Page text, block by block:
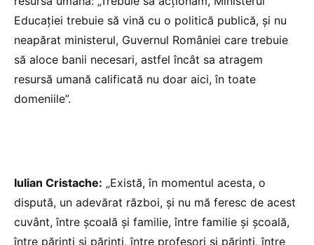
Educației trebuie să vină cu o politică publică, și nu
neapărat ministerul, Guvernul României care trebuie
să aloce banii necesari, astfel încât sa atragem
resursă umană calificată nu doar aici, în toate
domeniile”.
Iulian Cristache: „Există, în momentul acesta, o
dispută, un adevărat război, și nu mă feresc de acest
cuvânt, între școală și familie, între familie și școală,
între părinți și părinți, între profesori și părinți, între